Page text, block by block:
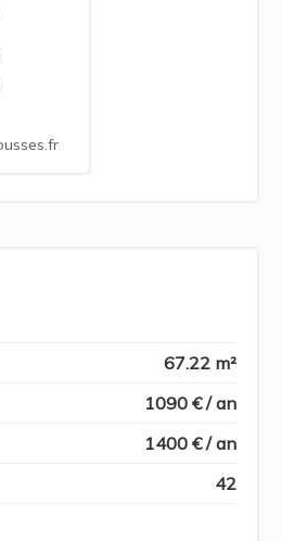
67.22 m²
1090 € / an
1400 € / an
42